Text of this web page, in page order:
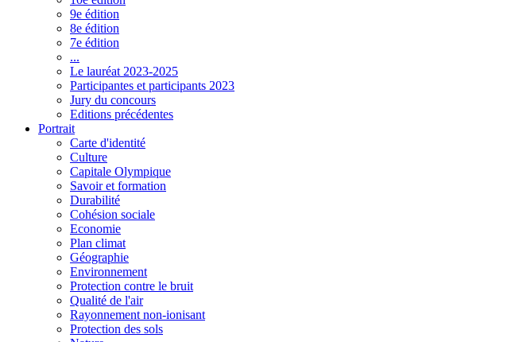
9e édition
8e édition
7e édition
...
Le lauréat 2023-2025
Participantes et participants 2023
Jury du concours
Editions précédentes
Portrait
Carte d'identité
Culture
Capitale Olympique
Savoir et formation
Durabilité
Cohésion sociale
Economie
Plan climat
Géographie
Environnement
Protection contre le bruit
Qualité de l'air
Rayonnement non-ionisant
Protection des sols